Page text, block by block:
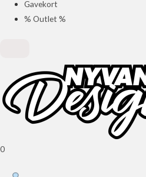
Gavekort
% Outlet %
0